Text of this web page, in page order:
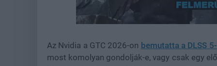
Unmute
39.30%
Az Nvidia a GTC 2026-on bemutatta a DLSS
most komolyan gondolják-e, vagy csak egy